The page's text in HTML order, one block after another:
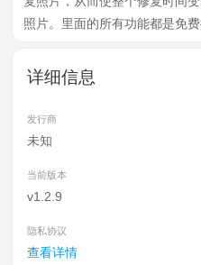
照片。里面的所有功能都是免费
详细信息
发行商
未知
当前版本
v1.2.9
隐私协议
查看详情